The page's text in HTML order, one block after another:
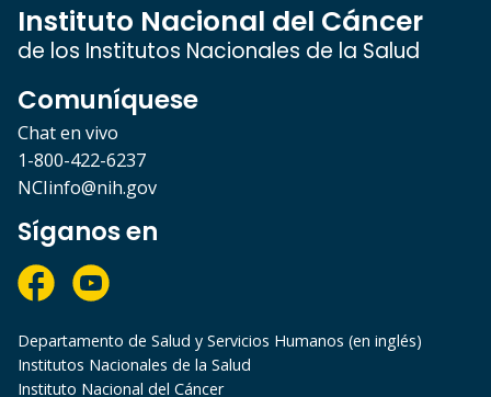
Instituto Nacional del Cáncer
de los Institutos Nacionales de la Salud
Comuníquese
Chat en vivo
1-800-422-6237
NCIinfo@nih.gov
Síganos en
Departamento de Salud y Servicios Humanos (en inglés)
Institutos Nacionales de la Salud
Instituto Nacional del Cáncer